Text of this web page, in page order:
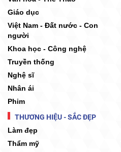
Giáo dục
Việt Nam - Đất nước - Con
người
Khoa học - Công nghệ
Truyền thống
Nghệ sĩ
Nhân ái
Phim
THƯƠNG HIỆU - SẮC ĐẸP
Làm đẹp
Thẩm mỹ